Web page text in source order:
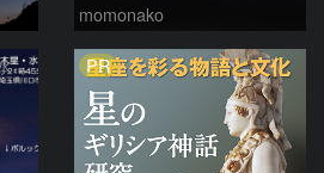
momonako
夕空の月と金星・木星・水星の接近 2026/6/18 PR